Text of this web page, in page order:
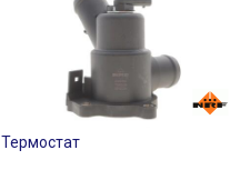
Термостат